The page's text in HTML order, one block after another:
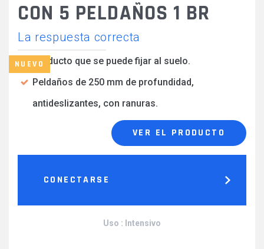
CON 5 PELDAÑOS 1 BR
La respuesta correcta
NUEVOProducto que se puede fijar al suelo.
Peldaños de 250 mm de profundidad,
antideslizantes, con ranuras.
VER EL PRODUCTO
CONECTARSE
Uso : Intensivo